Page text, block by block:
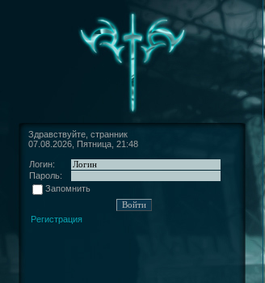
Здравствуйте, странник
07.08.2026, Пятница, 21:48
Логин:
Пароль:
Запомнить
Регистрация